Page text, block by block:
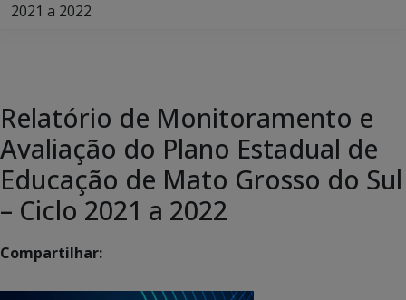
2021 a 2022
Relatório de Monitoramento e
Avaliação do Plano Estadual de
Educação de Mato Grosso do Sul
– Ciclo 2021 a 2022
Compartilhar: